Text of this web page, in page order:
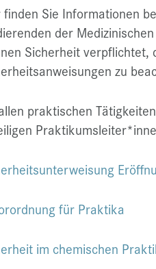
finden Sie Informationen
der
Sicherheit verpflichtet,
zu
praktischen
für Praktika
im chemischen